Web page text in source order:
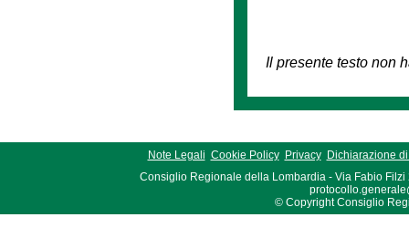
Il presente testo non
Note Legali Cookie Policy Privacy Dichiarazione
Consiglio Regionale della Lombardia - Via Fabio Filzi
© Copyright Consiglio